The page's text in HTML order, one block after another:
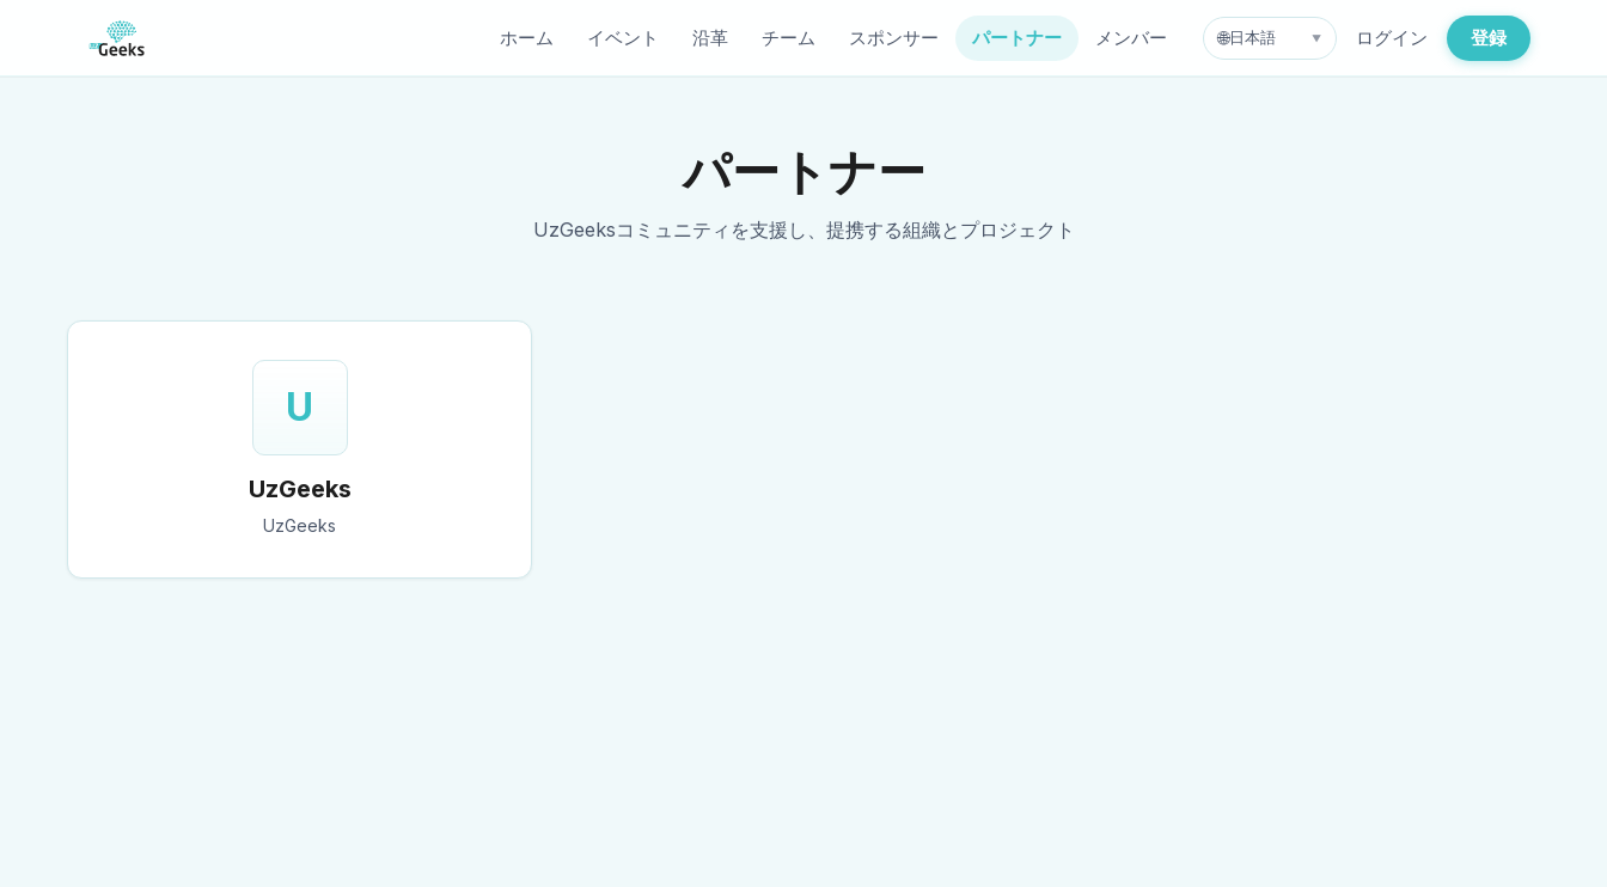
ホーム イベント 沿革 チーム スポンサー パートナー メンバー 🌐日本語 ▼ ログイン 登録
パートナー
UzGeeksコミュニティを支援し、提携する組織とプロジェクト
U
UzGeeks
UzGeeks